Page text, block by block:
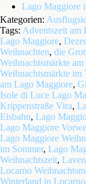
Lago Maggiore
Kategorien:
Tags: Adventszeit am
Lago Maggiore,
Weihnachten, die
Weihnachtsmärkte
Weihnachtsmärkte im
am Lago Maggiore,
Isole di Luce Lago
Krippenstraße Vira,
Eisbahn, Lago
Lago Maggiore
Lago Maggiore
im Sommer, Lago
Weihnachtszeit,
Locarno
Winterland in Locarno